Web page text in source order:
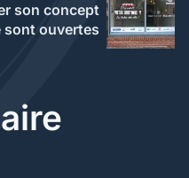
son concept
sont ouvertes